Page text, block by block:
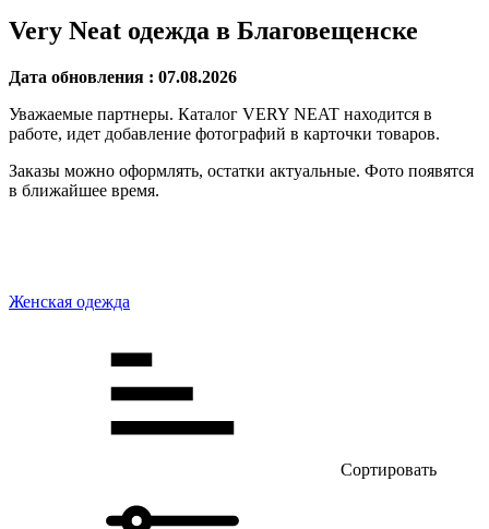
Very Neat одежда в Благовещенске
Дата обновления : 07.08.2026
Уважаемые партнеры. Каталог VERY NEAT находится в
работе, идет добавление фотографий в карточки товаров.
Заказы можно оформлять, остатки актуальные. Фото появятся
в ближайшее время.
Женская одежда
Сортировать